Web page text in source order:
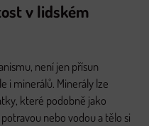
v lidském
není jen přísun
i minerálů. Minerály lze
které podobně jako
nebo vodou a tělo si